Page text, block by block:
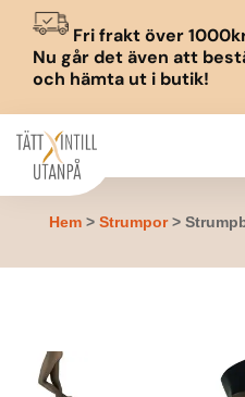
Fri frakt över
Nu går det även att
och hämta ut i butik!
Hem> Strumpor>